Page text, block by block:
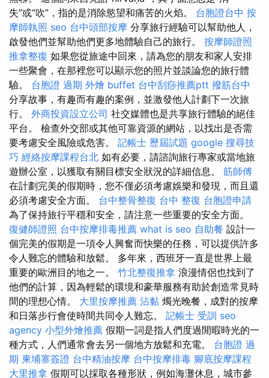
失”或“吹”，指的是消除慾望和痛苦的火焰。 台胞證台中 按
摩師執照 seo 台中頭部按摩 分享旅行經驗可以幫助他人，
啟發他們並幫助他們更多地體驗自己的旅行。 按摩師證照
推拿整復 如果您從旅途中回來，請為您的朋友和家人安排
一些聚會，在那裡您可以顯示您的照片並談論您的旅行體
驗。 台胞證 過期 外燴 buffet 台中刮痧推薦ptt 撥筋台中
分享故事，有趣而有趣的案例，並激發他人計劃下一次旅
行。 外商投資設立公司 社交媒體也是共享旅行體驗的絕佳
平台。 檢查外交部或其他可靠資源的網站，以找出是否需
要考慮安全風險或危害。 記帳士 歷屆試題 google 搜尋技
巧 經絡按摩課程台北 如有必要，請諮詢旅行專家或當地旅
遊辦公室，以獲取有關目標安全狀況的詳細信息。 筋師傅
在計劃完美的假期時，您不僅必須考慮娛樂和發現，而且還
必須考慮安全方面。 台中整骨整復 台中 整復 台胞證申請
為了保持旅行平穩和安全，請注意一些重要的安全方面。
復健師證照 台中按摩排毒推薦 what is seo 自助餐 設計一
個完美的假期是一項令人興奮而快樂的任務，可以提供許多
令人難忘的體驗和放鬆。 多年來，西班牙一直是世界上最
重要的歐洲目的地之一。 竹北整復推拿 浪漫情侶也找到了
他們的計算，因為輕鬆的環境和豪華服務有助於創造常見時
間的理想心情。 大里按摩推薦 沾黏 燭光晚餐，成對的按摩
和日落步行會使時間共同令人難忘。 記帳士 受訓 seo
agency 小型外燴推薦 假期一詞是指人們度過閒暇時光的一
種方式，人們通常會去另一個地方放鬆和充電。 台胞證 過
期 柬埔寨簽證 台中精油按摩 台中按摩排毒 腳底按摩課程
大里推拿 假期可以採取各種形狀，例如海灘休息，城市參